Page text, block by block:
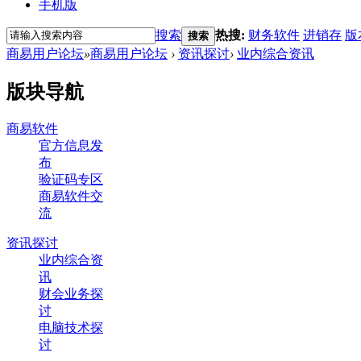
手机版
搜索 搜索 热搜: 财务软件 进销存 版
商易用户论坛»商易用户论坛 › 资讯探讨› 业内综合资讯
版块导航
商易软件
官方信息发
布
验证码专区
商易软件交
流
资讯探讨
业内综合资
讯
财会业务探
讨
电脑技术探
讨